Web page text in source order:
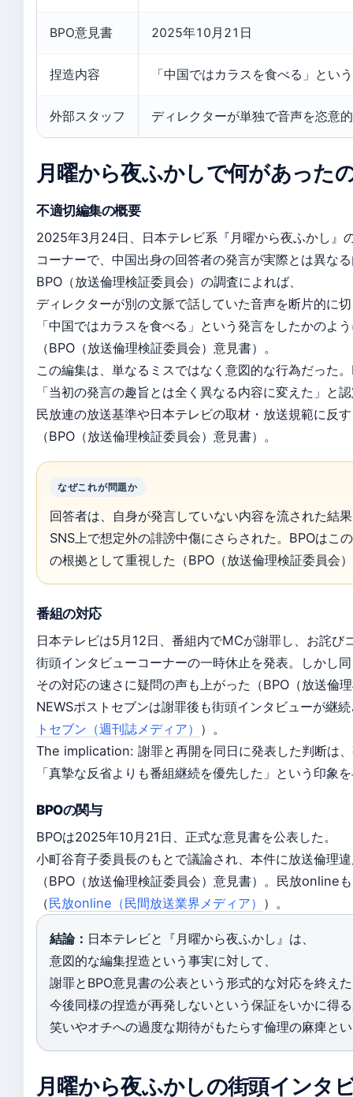
BPO意見書 2025年10月21日
捏造内容 「中国ではカラスを食べる」とい
外部スタッフ ディレクターが単独で音声を恣意
月曜から夜ふかしで何があった
不適切編集の概要
2025年3月24日、日本テレビ系『月曜から夜ふかし』
コーナーで、中国出身の回答者の発言が実際とは異な
BPO（放送倫理検証委員会）の調査によれば、
ディレクターが別の文脈で話していた音声を断片的に
「中国ではカラスを食べる」という発言をしたかのよ
（BPO（放送倫理検証委員会）意見書）。
この編集は、単なるミスではなく意図的な行為だった
「当初の発言の趣旨とは全く異なる内容に変えた」と
民放連の放送基準や日本テレビの取材・放送規範に反
（BPO（放送倫理検証委員会）意見書）。
なぜこれが問題か
回答者は、自身が発言していない内容を流された結
SNS上で想定外の誹謗中傷にさらされた。BPOはこ
の根拠として重視した（BPO（放送倫理検証委員会
番組の対応
日本テレビは5月12日、番組内でMCが謝罪し、お詫び
街頭インタビューコーナーの一時休止を発表。しかし
その対応の速さに疑問の声も上がった（BPO（放送倫
NEWSポストセブンは謝罪後も街頭インタビューが継
トセブン（週刊誌メディア） ）。
The implication: 謝罪と再開を同日に発表した判断は
「真摯な反省よりも番組継続を優先した」という印象
BPOの関与
BPOは2025年10月21日、正式な意見書を公表した。
小町谷育子委員長のもとで議論され、本件に放送倫理
（BPO（放送倫理検証委員会）意見書）。民放online
（民放online（民間放送業界メディア） ）。
結論： 日本テレビと『月曜から夜ふかし』は、
意図的な編集捏造という事実に対して、
謝罪とBPO意見書の公表という形式的な対応を終え
今後同様の捏造が再発しないという保証をいかに得
笑いやオチへの過度な期待がもたらす倫理の麻痺と
月曜から夜ふかしの街頭インタ